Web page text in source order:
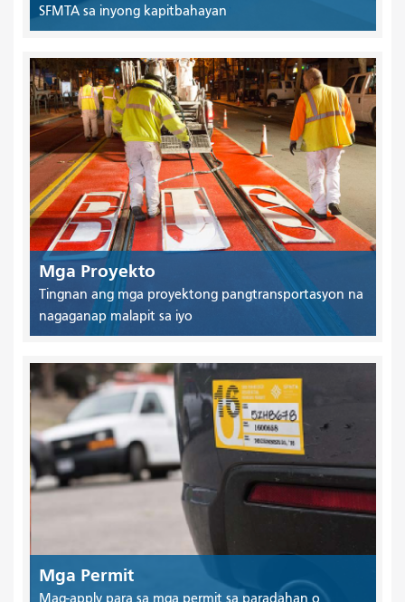
SFMTA sa inyong kapitbahayan
Mga Proyekto
Tingnan ang mga proyektong pangtransportasyon na
nagaganap malapit sa iyo
Mga Permit
Mag-apply para sa mga permit sa paradahan o